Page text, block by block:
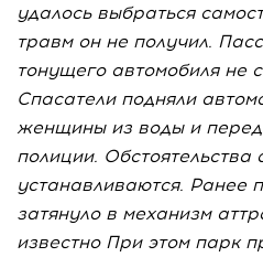
удалось выбраться
травм он не получил.
тонущего автомобиля не
Спасатели подняли
женщины из воды и
полиции. Обстоятельства
устанавливаются. Ранее
затянуло в механизм
известно При этом парк